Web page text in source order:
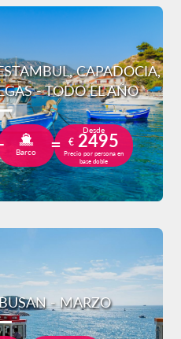
CAPADOCIA,
- TODO EL AÑO
Barco
Desde
€2495
Precio por persona en
base doble
- MARZO